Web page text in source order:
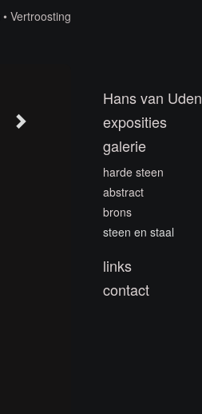
Vertroosting
Hans van Uden
exposities
galerie
harde steen
abstract
brons
steen en staal
links
contact